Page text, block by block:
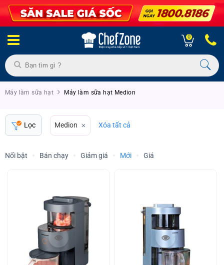
0
Máy làm sữa hạt Máy làm sữa hạt Medion
Lọc Medion Xóa tất cả
Nổi bật Bán chạy Giảm giá Mới Giá